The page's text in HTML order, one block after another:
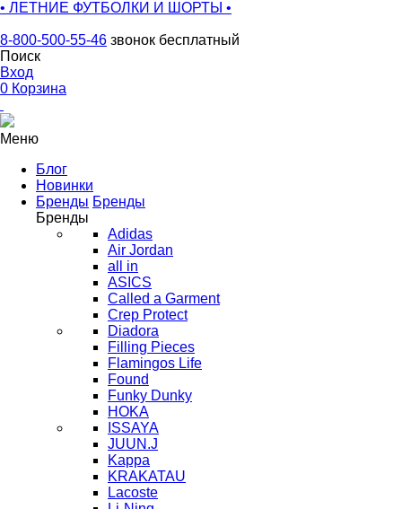
• ЛЕТНИЕ ФУТБОЛКИ И ШОРТЫ •
8-800-500-55-46 звонок бесплатный
Поиск
Вход
0 Корзина
Меню
Блог
Новинки
Бренды Бренды
Бренды
Adidas
Air Jordan
all in
ASICS
Called a Garment
Crep Protect
Diadora
Filling Pieces
Flamingos Life
Found
Funky Dunky
HOKA
ISSAYA
JUUN.J
Kappa
KRAKATAU
Lacoste